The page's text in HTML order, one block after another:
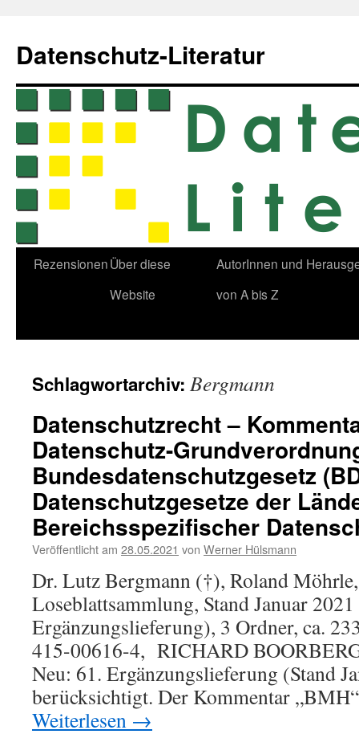
springen
Datenschutz-Literatur
RezensionenÜber diese
Website
AutorInnen und
von A bis Z
Schlagwortarchiv: Bergmann
Datenschutzrecht –
Datenschutz-
Bundesdatenschutzgesetz
Datenschutzgesetze der
Bereichsspezifischer
Veröffentlicht am 28.05.2021 von Werner Hülsmann
Dr. Lutz Bergmann (†), Roland
Loseblattsammlung, Stand Januar
Ergänzungslieferung), 3 Ordner, ca.
415-00616-4, RICHARD
Neu: 61. Ergänzungslieferung (Stand
berücksichtigt. Der Kommentar
Weiterlesen →